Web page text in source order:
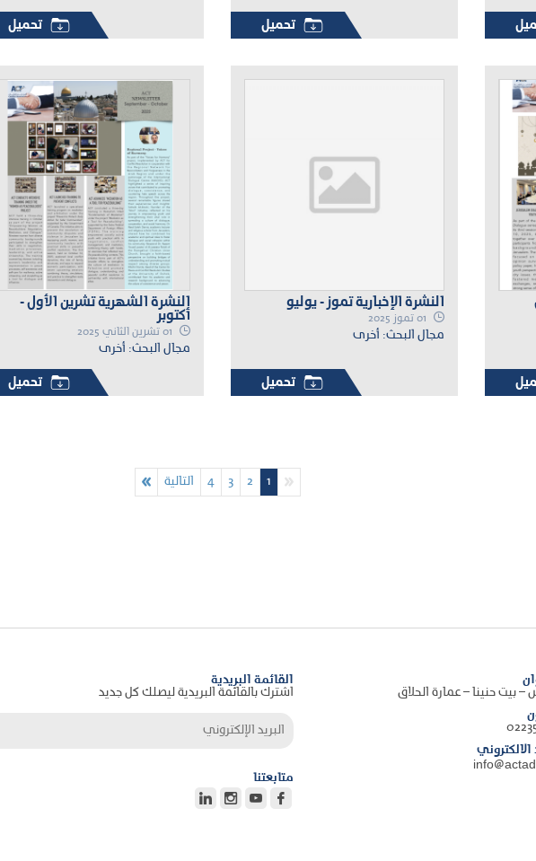
تحميل تحميل
النشرة الإخبارية تموز - يوليو
مجال البحث: أخرى
تحميل
النشرة الشهرية تشرين الأول -
أكتوبر
مجال البحث: أخرى
تحميل
1
2
3
4 التالية
– بيت حنينا – عمارة الحلاق
الالكتروني
القائمة البريدية
اشترك بالقائمة البريدية ليصلك كل جديد
متابعتنا